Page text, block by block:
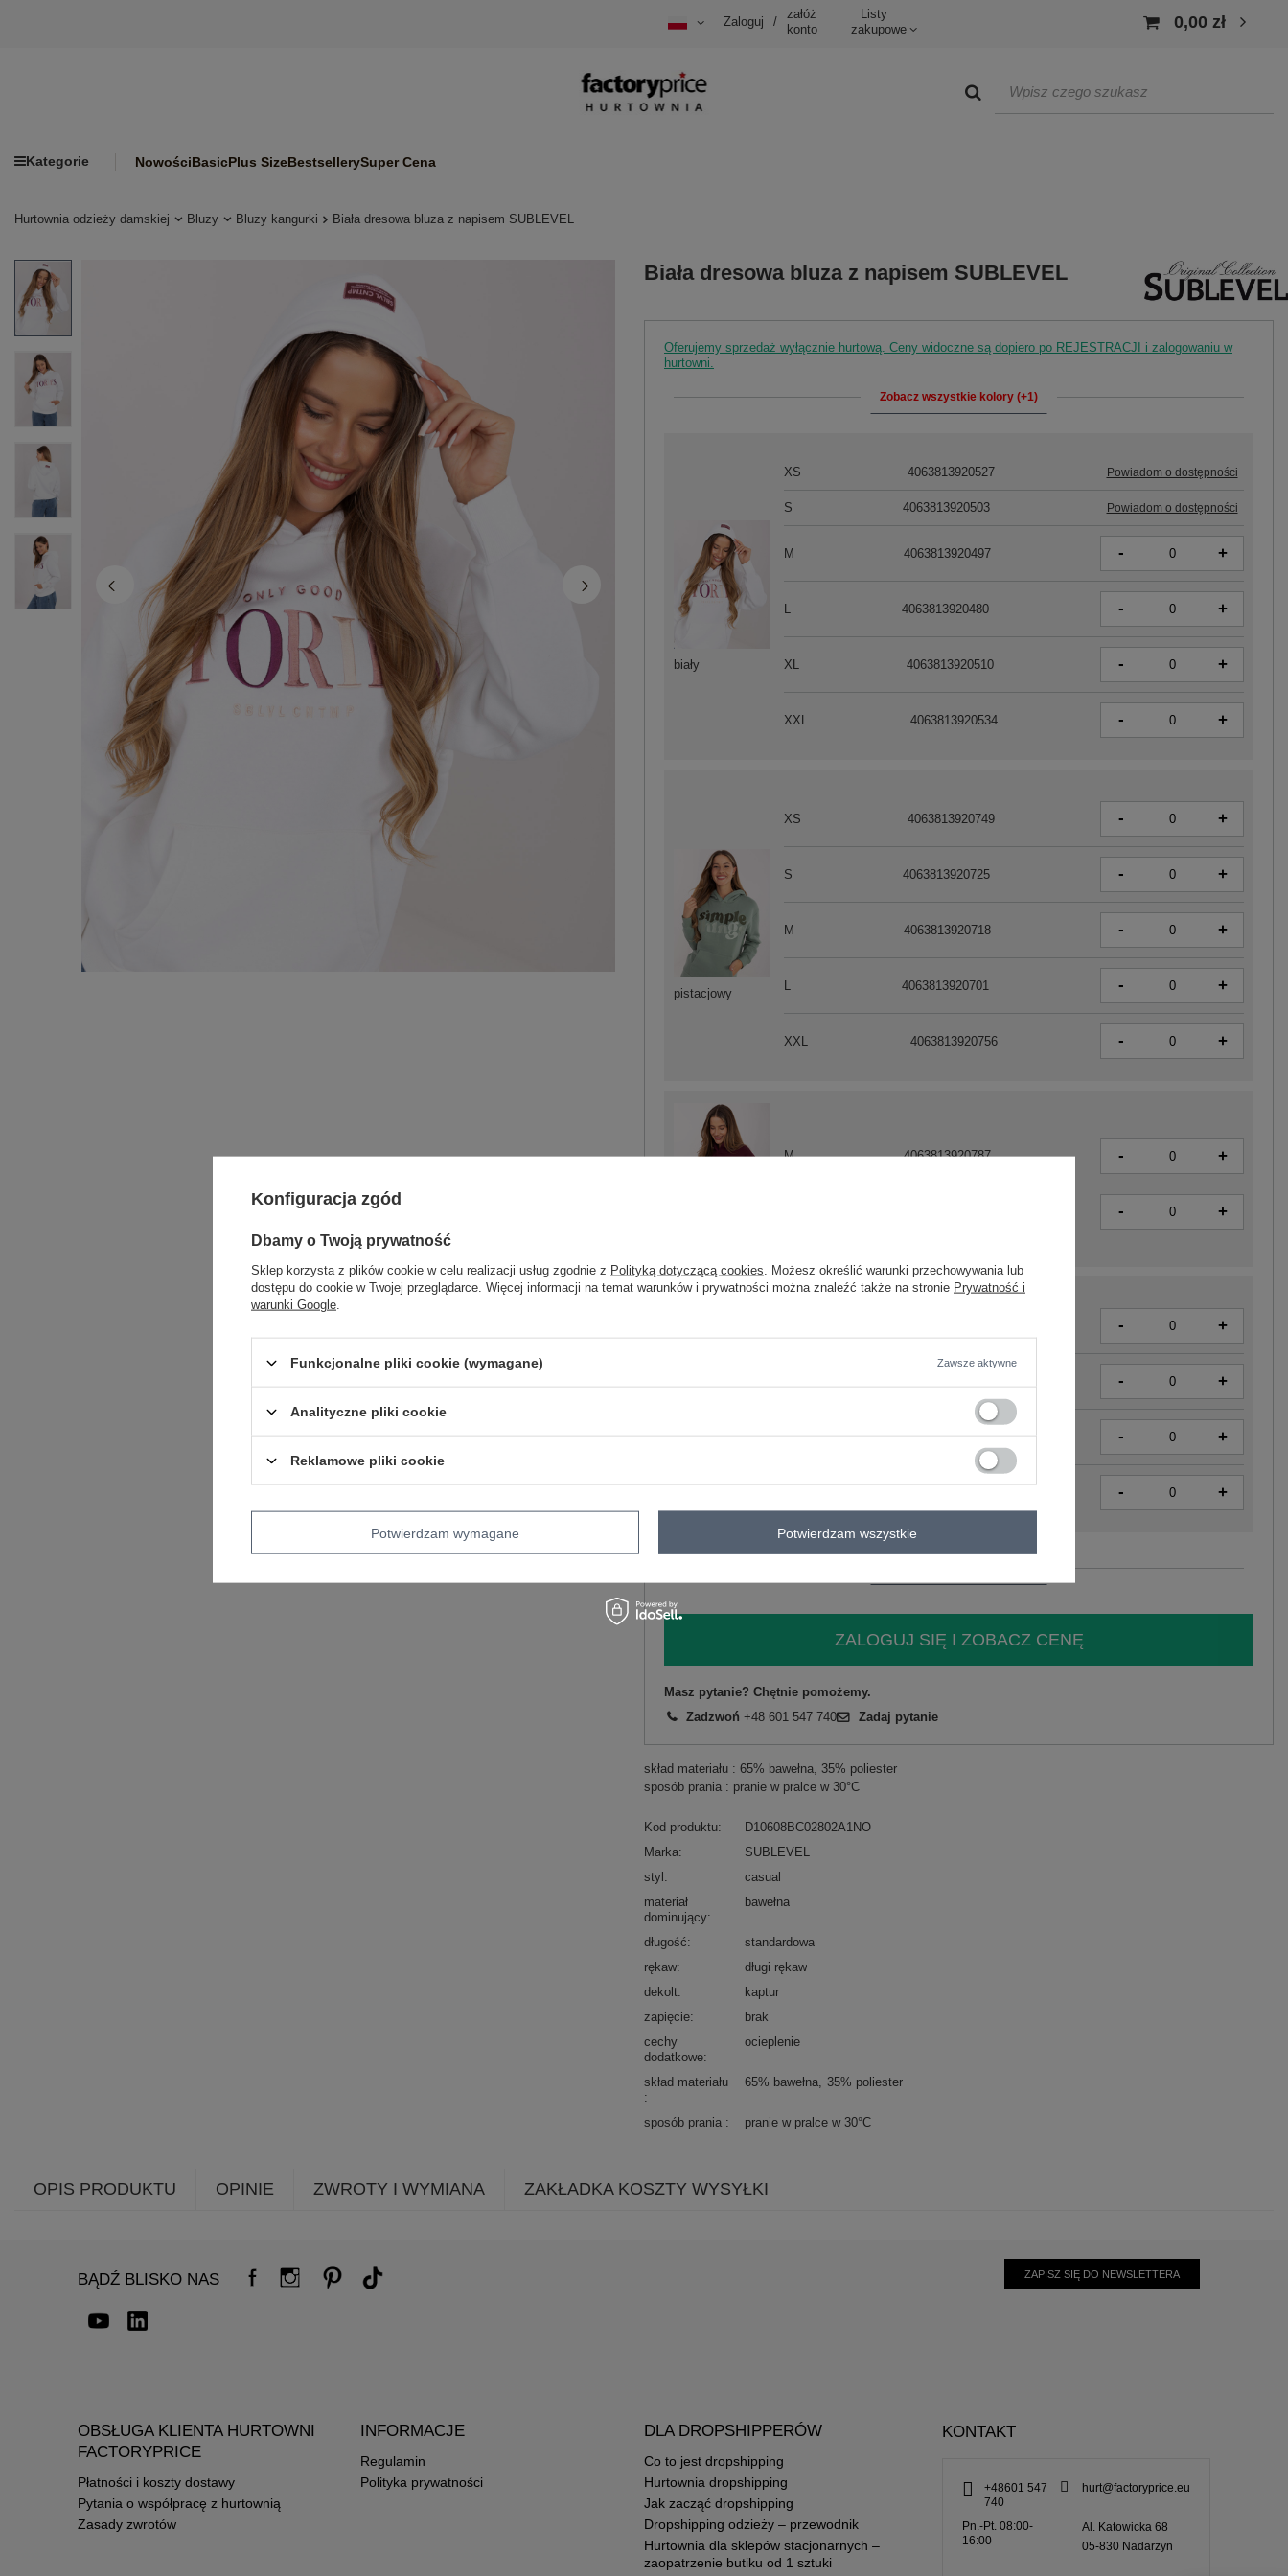
Zaloguj /
załóż
konto
Listy
zakupowe
0,00 zł
Kategorie NowościBasicPlus SizeBestsellerySuper Cena
Hurtownia odzieży damskiej Bluzy Bluzy kangurki Biała dresowa bluza z napisem SUBLEVEL
Biała dresowa bluza z napisem SUBLEVEL
Oferujemy sprzedaż wyłącznie hurtową. Ceny widoczne są dopiero po REJESTRACJI i zalogowaniu w
hurtowni.
Zobacz wszystkie kolory (+1)
pistacjowy
XS 4063813920749 - +
S 4063813920725 - +
M 4063813920718 - +
L 4063813920701 - +
XXL 4063813920756 - +
M 4063813920787 - +
- +
- +
- +
- +
- +
biały
XS 4063813920527 Powiadom o dostępności
S 4063813920503 Powiadom o dostępności
M 4063813920497 - +
L 4063813920480 - +
XL 4063813920510 - +
XXL 4063813920534 - +
ZALOGUJ SIĘ I ZOBACZ CENĘ
Masz pytanie? Chętnie pomożemy.
Zadzwoń +48 601 547 740 Zadaj pytanie
skład materiału : 65% bawełna, 35% poliester
sposób prania : pranie w pralce w 30°C
Kod produktu
D10608BC02802A1NO
Marka
SUBLEVEL
styl
casual
materiał
dominujący
bawełna
długość
standardowa
rękaw
długi rękaw
dekolt
kaptur
zapięcie
brak
cechy
dodatkowe
ocieplenie
skład materiału 65% bawełna 35% poliester
sposób prania pranie w pralce w 30°C
OPIS PRODUKTU OPINIE ZWROTY I WYMIANA ZAKŁADKA KOSZTY WYSYŁKI
BĄDŹ BLISKO NAS ZAPISZ SIĘ DO NEWSLETTERA
OBSŁUGA KLIENTA HURTOWNI
FACTORYPRICE
Płatności i koszty dostawy
Pytania o współpracę z hurtownią
Zasady zwrotów
INFORMACJE
Regulamin
Polityka prywatności
DLA DROPSHIPPERÓW
Co to jest dropshipping
Hurtownia dropshipping
Jak zacząć dropshipping
Dropshipping odzieży – przewodnik
Hurtownia dla sklepów stacjonarnych –
zaopatrzenie butiku od 1 sztuki
KONTAKT
+48601 547
740
hurt@factoryprice.eu
Pn.-Pt. 08:00-
16:00
Al. Katowicka 68
05-830 Nadarzyn
Konfiguracja zgód
Dbamy o Twoją prywatność
Sklep korzysta z plików cookie w celu realizacji usług zgodnie z Polityką dotyczącą cookies . Możesz określić warunki przechowywania lub
dostępu do cookie w Twojej przeglądarce. Więcej informacji na temat warunków i prywatności można znaleźć także na stronie Prywatność i
warunki Google
Funkcjonalne pliki cookie (wymagane) Zawsze aktywne
Analityczne pliki cookie
Reklamowe pliki cookie
Potwierdzam wymagane Potwierdzam wszystkie